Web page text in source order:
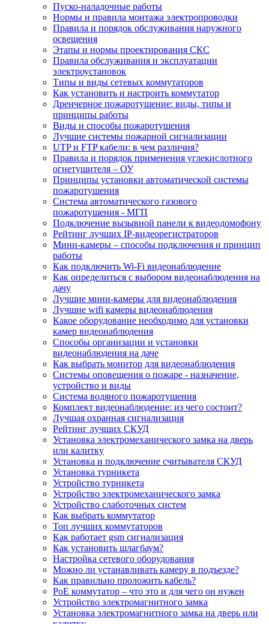
Пуско-наладочные работы
Нормы и правила монтажа электропроводки
Правила и порядок обслуживания наружного
освещения
Этапы и нормы проектирования СКС
Правила обслуживания и эксплуатации
электроустановок
Типы и виды сетевых коммутаторов
Как установить и настроить коммутатор
Дренчерное пожаротушение: виды, типы и
принципы работы
Виды и способы пожаротушения
Лучшие системы пожарной сигнализации
UTP и FTP кабели: в чем различия?
Правила и порядок применения углекислотного
огнетушителя – ОУ
Принципы установки автоматической системы
пожаротушения
Система автоматического газового
пожаротушения - МГП
Подключение вызывной панели к видеодомофону
Рейтинг лучших IP-видеорегистраторов
Мини-камеры – способы подключения и принцип
работы
Как подключить Wi-Fi видеонаблюдение
Как определиться с выбором видеонаблюдения на
дачу
Лучшие мини-камеры для видеонаблюдения
Лучшие wifi камеры видеонаблюдения
Какое оборудование необходимо для установки
камер видеонаблюдения
Способы организации и установки
видеонаблюдения на даче
Как выбрать монитор для видеонаблюдения
Системы оповещения о пожаре - назначение,
устройство и виды
Система водяного пожаротушения
Комплект видеонаблюдение: из чего состоит?
Лучшая охранная сигнализация
Рейтинг лучших СКУД
Установка электромеханического замка на дверь
или калитку
Установка и подключение считывателя СКУД
Установка турникета
Устройство турникета
Устройство электромеханического замка
Устройство слаботочных систем
Как выбрать коммутатор
Топ лучших коммутаторов
Как работает gsm сигнализация
Как установить шлагбаум?
Настройка сетевого оборудования
Можно ли устанавливать камеру в подъезде?
Как правильно проложить кабель?
PoE коммутатор – что это и для чего он нужен
Устройство электромагнитного замка
Установка электромагнитного замка на дверь или